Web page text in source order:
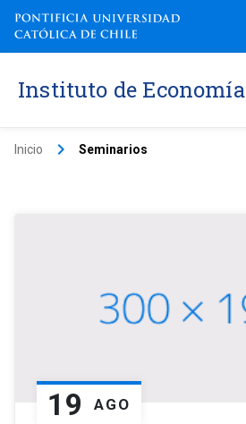
Instituto de Economía
Inicio keyboard_arrow_right Seminarios
19 AGO